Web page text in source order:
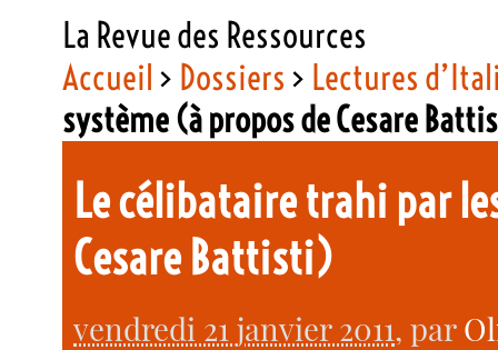
La Revue des Ressources
Accueil > Dossiers > Lectures
système (à propos de Cesare
Le célibataire trahi par
Cesare Battisti)
vendredi 21 janvier 2011, par